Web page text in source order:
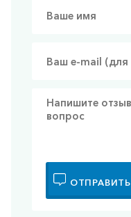
ОТПРАВИТЬ